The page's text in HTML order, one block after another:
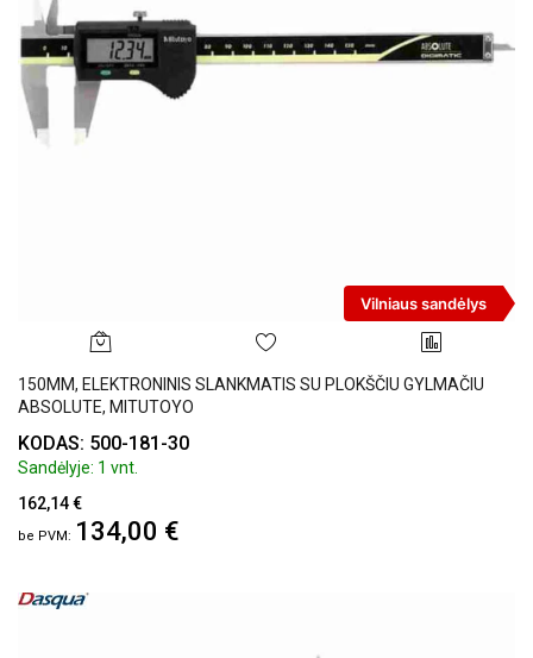
Vilniaus sandėlys
150MM, ELEKTRONINIS SLANKMATIS SU PLOKŠČIU GYLMAČIU
ABSOLUTE, MITUTOYO
KODAS: 500-181-30
Sandėlyje: 1 vnt.
162,14 €
134,00 €